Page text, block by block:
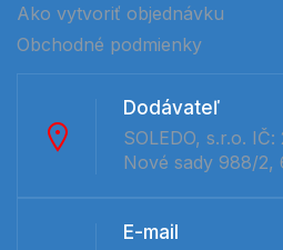
Ako vytvoriť objednávku
Obchodné podmienky
Dodávateľ
SOLEDO, s.r.o.
Nové sady 988/2,
E-mail